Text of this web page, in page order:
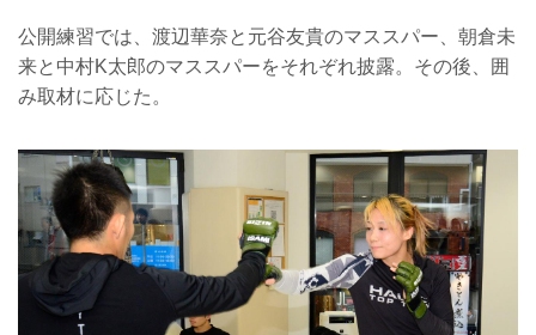
公開練習では、渡辺華奈と元谷友貴のマススパー、朝倉未
来と中村K太郎のマススパーをそれぞれ披露。その後、囲
み取材に応じた。